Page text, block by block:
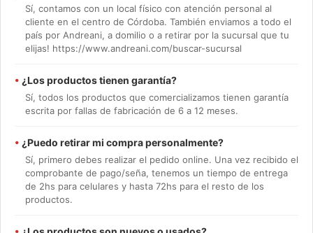
Sí, contamos con un local físico con atención personal al
cliente en el centro de Córdoba. También enviamos a todo el
país por Andreani, a domilio o a retirar por la sucursal que tu
elijas! https://www.andreani.com/buscar-sucursal
• ¿Los productos tienen garantía?
Sí, todos los productos que comercializamos tienen garantía
escrita por fallas de fabricación de 6 a 12 meses.
• ¿Puedo retirar mi compra personalmente?
Sí, primero debes realizar el pedido online. Una vez recibido el
comprobante de pago/seña, tenemos un tiempo de entrega
de 2hs para celulares y hasta 72hs para el resto de los
productos.